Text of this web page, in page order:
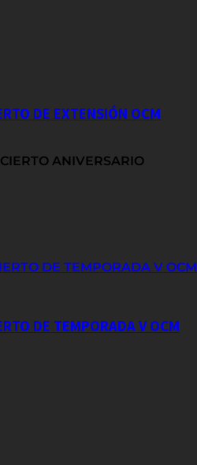
DE EXTENSIÓN OCM
DE TEMPORADA V OCM
DE TEMPORADA V OCM